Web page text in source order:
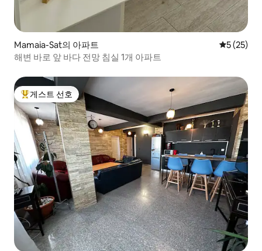
Mamaia-Sat의 아파트 평점 5점
5 (25)
해변 바로 앞 바다 전망 침실 1개 아파트
상위 게스트 선호
게스트 선호